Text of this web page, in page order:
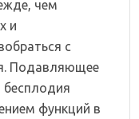
чем
и
с
Подавляющее
бесплодия
функций в